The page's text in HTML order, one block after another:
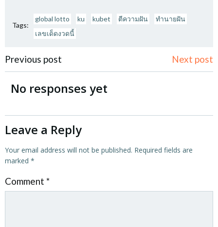
Tags:
global lotto ku kubet ตีความฝัน
ทำนายฝัน
เลขเด็ดงวดนี้
Previous post Next post
No responses yet
Leave a Reply
Your email address will not be published. Required fields are
marked *
Comment *